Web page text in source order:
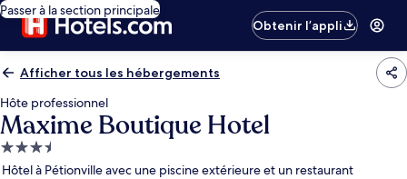
Passer à la section principale
Obtenir l’appli
Afficher tous les hébergements
Hôte professionnel
Maxime Boutique Hotel
Hébergement
3.5 étoiles
Hôtel à Pétionville avec une piscine extérieure et un restaurant